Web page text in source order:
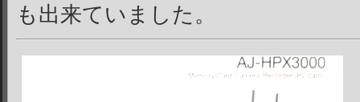
も出来ていました。